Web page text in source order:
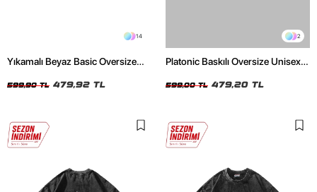
14
Yıkamalı Beyaz Basic Oversize
599,90 TL 479,92 TL
2
Platonic Baskılı Oversize Unisex
599,00 TL 479,20 TL